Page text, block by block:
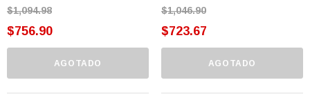
$1,094.98
$756.90
AGOTADO
W11025984 W11210459 W11222849
(W11131852)
$1,046.90
$723.67
AGOTADO